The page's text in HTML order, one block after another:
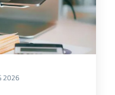
2026